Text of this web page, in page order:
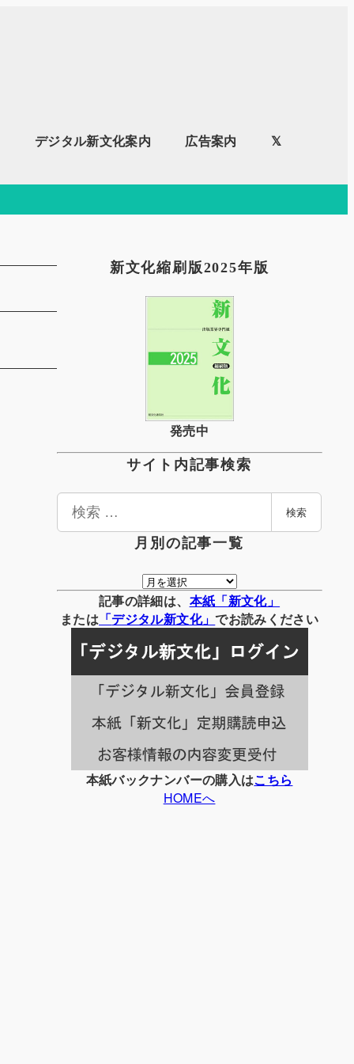
デジタル新文化案内 広告案内 𝕏
新文化縮刷版2025年版
発売中
サイト内記事検索
検
検索
月別の記事一覧
月
別
の
事
一
覧
記事の詳細は、 本紙「新文化」
または 「デジタル新文化」でお読みください
本紙バックナンバーの購入はこちら
HOMEへ